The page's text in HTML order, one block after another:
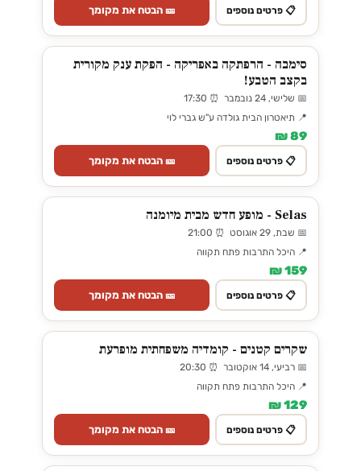
📋 פרטים נוספים 🎫 הבטח את מקומך
סימבה - הרפתקה באפריקה - הפקת ענק מקורית
בקצב הטבע!
📅 שלישי, 24 נובמבר ⏰ 17:30
📍 תיאטרון הבית גולדה ע"ש גברי לוי
89 ₪
📋 פרטים נוספים 🎫 הבטח את מקומך
Selas - מופע חדש מבית מיומנה
📅 שבת, 29 אוגוסט ⏰ 21:00
📍 היכל התרבות פתח תקווה
159 ₪
📋 פרטים נוספים 🎫 הבטח את מקומך
שקרים קטנים - קומדיה משפחתית מופרעת
📅 רביעי, 14 אוקטובר ⏰ 20:30
📍 היכל התרבות פתח תקווה
129 ₪
📋 פרטים נוספים 🎫 הבטח את מקומך